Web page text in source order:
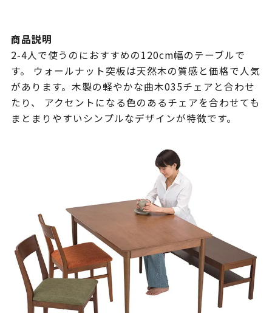
商品説明
2-4人で使うのにおすすめの120cm幅のテーブルで
す。 ウォールナット突板は天然木の質感と価格で人気
があります。木製の軽やかな曲木035チェアと合わせ
たり、 アクセントになる色のあるチェアを合わせても
まとまりやすいシンプルなデザインが特徴です。